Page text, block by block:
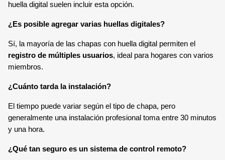
huella digital suelen incluir esta opción.
¿Es posible agregar varias huellas digitales?
Sí, la mayoría de las chapas con huella digital permiten el
registro de múltiples usuarios, ideal para hogares con varios
miembros.
¿Cuánto tarda la instalación?
El tiempo puede variar según el tipo de chapa, pero
generalmente una instalación profesional toma entre 30 minutos
y una hora.
¿Qué tan seguro es un sistema de control remoto?